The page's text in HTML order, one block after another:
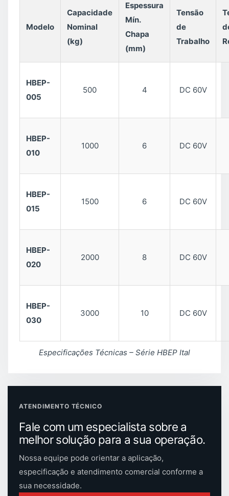
Modelo
Capacidade
Nominal
(kg)
Espessura
Mín.
Chapa
(mm)
Tensão
de
Trabalho
HBEP-
005
500 4 DC 60V
HBEP-
010
1000 6 DC 60V
HBEP-
015
1500 6 DC 60V
HBEP-
020
2000 8 DC 60V
HBEP-
030
3000 10 DC 60V
Especificações Técnicas – Série HBEP Ital
ATENDIMENTO TÉCNICO
Fale com um especialista sobre a
melhor solução para a sua operação.
Nossa equipe pode orientar a aplicação,
especificação e atendimento comercial conforme a
sua necessidade.